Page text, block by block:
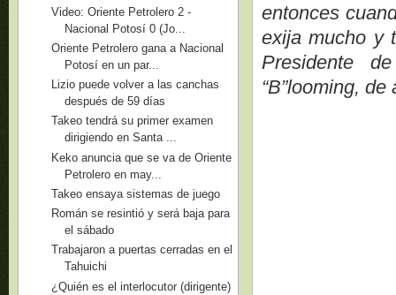
entonces
exija mucho y
Presidente
“B”looming,
Video: Oriente Petrolero 2 -
Nacional Potosí 0 (Jo...
Oriente Petrolero gana a Nacional
Potosí en un par...
Lizio puede volver a las canchas
después de 59 días
Takeo tendrá su primer examen
dirigiendo en Santa ...
Keko anuncia que se va de Oriente
Petrolero en may...
Takeo ensaya sistemas de juego
Román se resintió y será baja para
el sábado
Trabajaron a puertas cerradas en el
Tahuichi
¿Quién es el interlocutor (dirigente)